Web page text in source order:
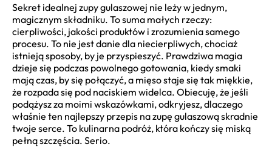
Sekret idealnej zupy gulaszowej nie leży w jednym,
magicznym składniku. To suma małych rzeczy:
cierpliwości, jakości produktów i zrozumienia samego
procesu. To nie jest danie dla niecierpliwych, chociaż
istnieją sposoby, by je przyspieszyć. Prawdziwa magia
dzieje się podczas powolnego gotowania, kiedy smaki
mają czas, by się połączyć, a mięso staje się tak miękkie,
że rozpada się pod naciskiem widelca. Obiecuję, że jeśli
podążysz za moimi wskazówkami, odkryjesz, dlaczego
właśnie ten najlepszy przepis na zupę gulaszową skradnie
twoje serce. To kulinarna podróż, która kończy się miską
pełną szczęścia. Serio.